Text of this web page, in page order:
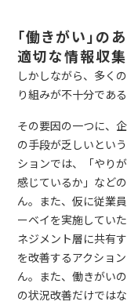
「働きがい」の
適切な情報収
しかしながら、多く
り組みが不十分であ
その要因の一つに、
の手段が乏しいとい
ションでは、「やり
感じているか」など
ん。また、仮に従業
ーベイを実施してい
ネジメント層に共有
を改善するアクショ
ん。また、働きがい
の状況改善だけでは